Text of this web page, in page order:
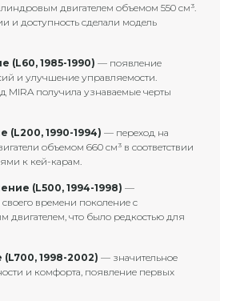
двигателем объемом 550 см³.
и доступность сделали модель
(L60, 1985-1990) — появление
и улучшение управляемости.
MIRA получила узнаваемые черты
(L200, 1990-1994) — переход на
объемом 660 см³ в соответствии
к кей-карам.
(L500, 1994-1998) —
времени поколение с
двигателем, что было редкостью для
1998-2002) — значительное
и комфорта, появление первых